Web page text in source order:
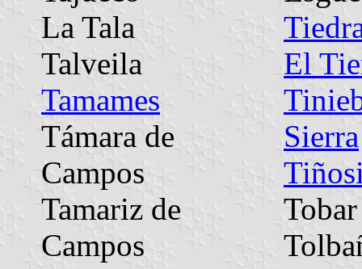
La Tala
Talveila
Tamames
Támara de
Campos
Tamariz de
Campos
El
Sierra
Tobar